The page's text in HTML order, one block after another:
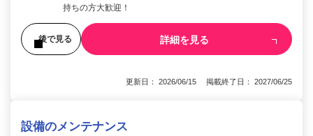
持ちの方大歓迎！
後で見る 詳細を見る
更新日： 2026/06/15 掲載終了日： 2027/06/25
設備のメンテナンス